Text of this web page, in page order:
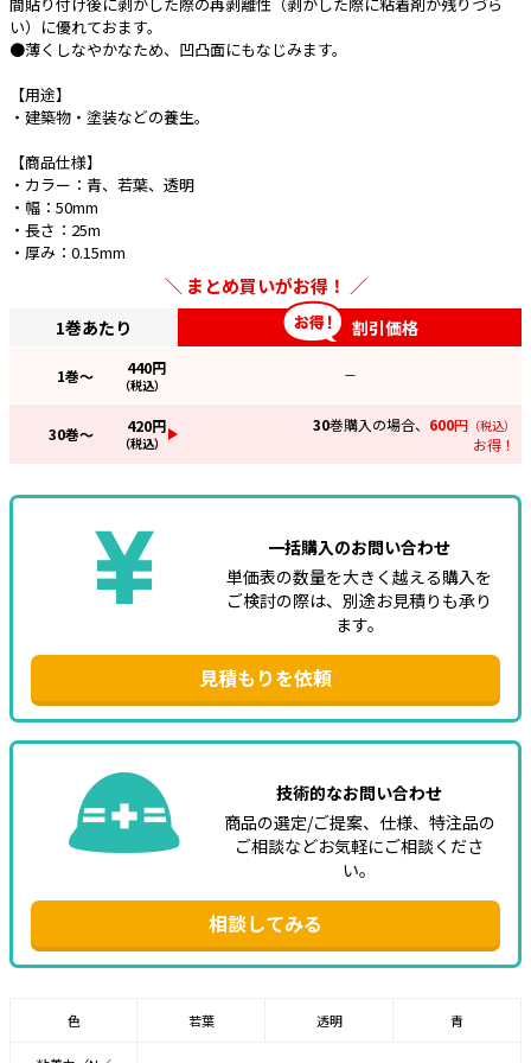
e431オリジナル
暑さ対策
販売終了品
間貼り付け後に剥がした際の再剥離性（剥がした際に粘着剤が残りづら
い）に優れておます。
●薄くしなやかなため、凹凸面にもなじみます。
【用途】
・建築物・塗装などの養生。
【商品仕様】
・カラー：青、若葉、透明
・幅：50mm
・長さ：25m
・厚み：0.15mm
まとめ買いがお得！
1巻あたり 割引価格
1巻～ 440円
（税込）
—
30巻～ 420円
（税込）
30巻購入の場合、 600円 （税込）
お得！
一括購入のお問い合わせ
単価表の数量を大きく越える購入を
ご検討の際は、別途お見積りも承り
ます。
見積もりを依頼
技術的なお問い合わせ
商品の選定/ご提案、仕様、特注品の
ご相談などお気軽にご相談くださ
い。
相談してみる
色 若葉 透明 青